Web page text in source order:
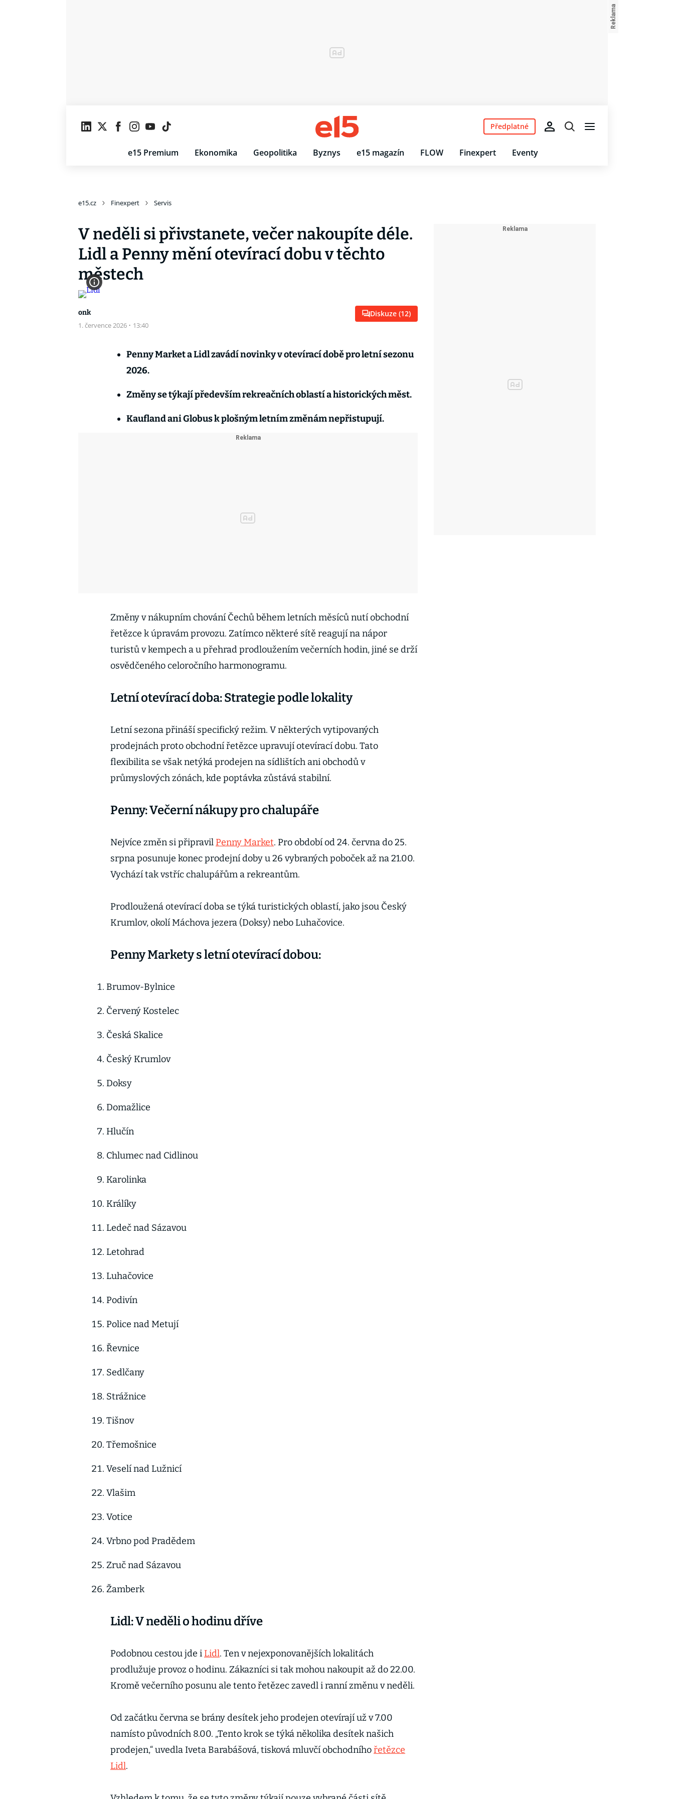
e15 Premium Ekonomika Geopolitika Byznys e15 magazín FLOW Finexpert Eventy
Předplatné
e15.cz Finexpert Servis
V neděli si přivstanete, večer nakoupíte déle.
Lidl a Penny mění otevírací dobu v těchto
městech
onk
1. července 2026 · 13:40
Diskuze (12)
Penny Market a Lidl zavádí novinky v otevírací době pro letní sezonu
2026.
Změny se týkají především rekreačních oblastí a historických měst.
Kaufland ani Globus k plošným letním změnám nepřistupují.
Změny v nákupním chování Čechů během letních měsíců nutí obchodní
řetězce k úpravám provozu. Zatímco některé sítě reagují na nápor
turistů v kempech a u přehrad prodloužením večerních hodin, jiné se drží
osvědčeného celoročního harmonogramu.
Letní otevírací doba: Strategie podle lokality
Letní sezona přináší specifický režim. V některých vytipovaných
prodejnách proto obchodní řetězce upravují otevírací dobu. Tato
flexibilita se však netýká prodejen na sídlištích ani obchodů v
průmyslových zónách, kde poptávka zůstává stabilní.
Penny: Večerní nákupy pro chalupáře
Nejvíce změn si připravil Penny Market. Pro období od 24. června do 25.
srpna posunuje konec prodejní doby u 26 vybraných poboček až na 21.00.
Vychází tak vstříc chalupářům a rekreantům.
Prodloužená otevírací doba se týká turistických oblastí, jako jsou Český
Krumlov, okolí Máchova jezera (Doksy) nebo Luhačovice.
Penny Markety s letní otevírací dobou:
Brumov-Bylnice
Červený Kostelec
Česká Skalice
Český Krumlov
Doksy
Domažlice
Hlučín
Chlumec nad Cidlinou
Karolinka
Králíky
Ledeč nad Sázavou
Letohrad
Luhačovice
Podivín
Police nad Metují
Řevnice
Sedlčany
Strážnice
Tišnov
Třemošnice
Veselí nad Lužnicí
Vlašim
Votice
Vrbno pod Pradědem
Zruč nad Sázavou
Žamberk
Lidl: V neděli o hodinu dříve
Podobnou cestou jde i Lidl. Ten v nejexponovanějších lokalitách
prodlužuje provoz o hodinu. Zákazníci si tak mohou nakoupit až do 22.00.
Kromě večerního posunu ale tento řetězec zavedl i ranní změnu v neděli.
Od začátku června se brány desítek jeho prodejen otevírají už v 7.00
namísto původních 8.00. „Tento krok se týká několika desítek našich
prodejen,“ uvedla Iveta Barabášová, tisková mluvčí obchodníhořetězce
Lidl.